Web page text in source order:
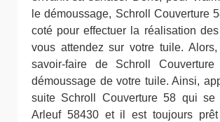
le démoussage, Schroll Couverture
coté pour effectuer la réalisation
vous attendez sur votre tuile.
savoir-faire de Schroll
démoussage de votre tuile. Ainsi,
suite Schroll Couverture 58 qui se
Arleuf 58430 et il est toujours